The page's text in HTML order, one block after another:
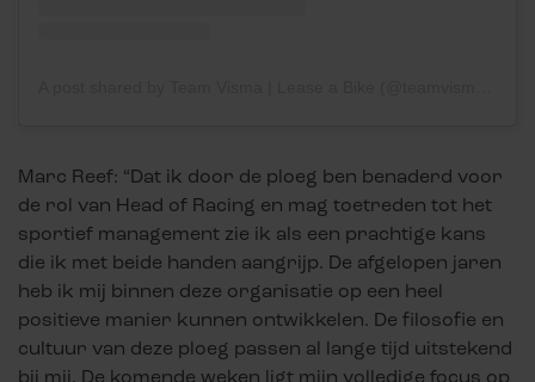
Marc Reef: “Dat ik door de ploeg ben benaderd voor
de rol van Head of Racing en mag toetreden tot het
sportief management zie ik als een prachtige kans
die ik met beide handen aangrijp. De afgelopen jaren
heb ik mij binnen deze organisatie op een heel
positieve manier kunnen ontwikkelen. De filosofie en
cultuur van deze ploeg passen al lange tijd uitstekend
bij mij. De komende weken ligt mijn volledige focus op